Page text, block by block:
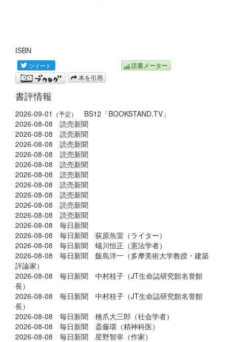
ISBN
読書メーター
本を引用
書評情報
2026-09-01 （予定）
BS12「BOOKSTAND.TV」
2026-08-08 読売新聞
2026-08-08 読売新聞
2026-08-08 読売新聞
2026-08-08 読売新聞
2026-08-08 読売新聞
2026-08-08 読売新聞
2026-08-08 読売新聞
2026-08-08 読売新聞
2026-08-08 読売新聞
2026-08-08 読売新聞
2026-08-08 毎日新聞
2026-08-08 毎日新聞 荻原魚雷（ライター）
2026-08-08 毎日新聞 蟻川恒正（憲法学者）
2026-08-08 毎日新聞 飯島洋一（多摩美術大学教授・建築
評論家）
2026-08-08 毎日新聞 中村桂子（JT生命誌研究館名誉館
長）
2026-08-08 毎日新聞 中村桂子（JT生命誌研究館名誉館
長）
2026-08-08 毎日新聞 橋爪大三郎（社会学者）
2026-08-08 毎日新聞 斎藤環（精神科医）
2026-08-08 毎日新聞 星野智幸（作家）